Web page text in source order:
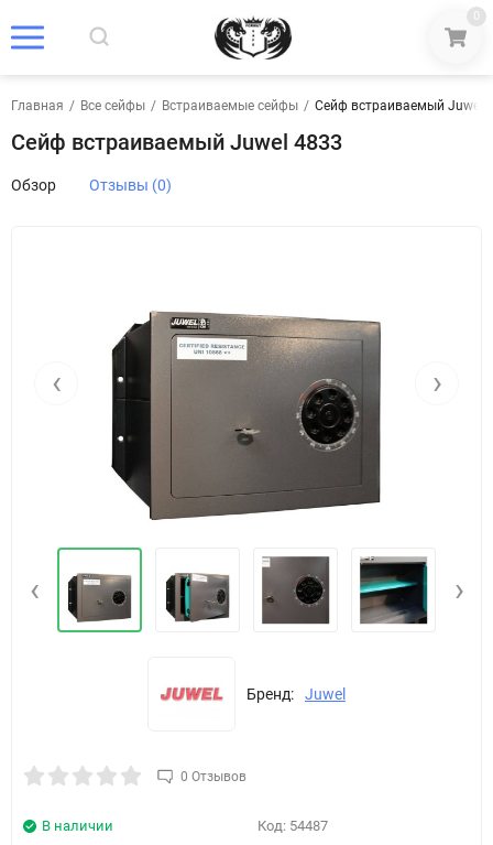
0
Главная / Все сейфы / Встраиваемые сейфы / Сейф встраиваемый Juwel
Сейф встраиваемый Juwel 4833
Обзор Отзывы (0)
‹ ›
‹ ›
Бренд: Juwel
0 Отзывов
В наличии Код: 54487